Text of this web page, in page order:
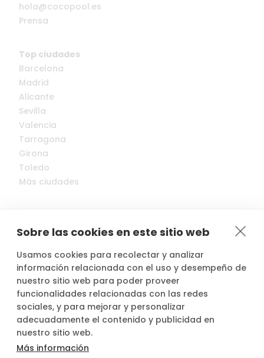
Sobre las cookies en este sitio web
Usamos cookies para recolectar y analizar
información relacionada con el uso y desempeño de
nuestro sitio web para poder proveer
funcionalidades relacionadas con las redes
sociales, y para mejorar y personalizar
adecuadamente el contenido y publicidad en
nuestro sitio web.
Más información
© 2022-2026 Cocopool, Inc. All rights reserved.
 Anfitriones asegurados*
hola@cocopool.es
Prensa
Top ciudades
Barcelona
Madrid
Alicante
Sevilla
Valencia
Tarragona
Girona
Toledo
Más ciudades